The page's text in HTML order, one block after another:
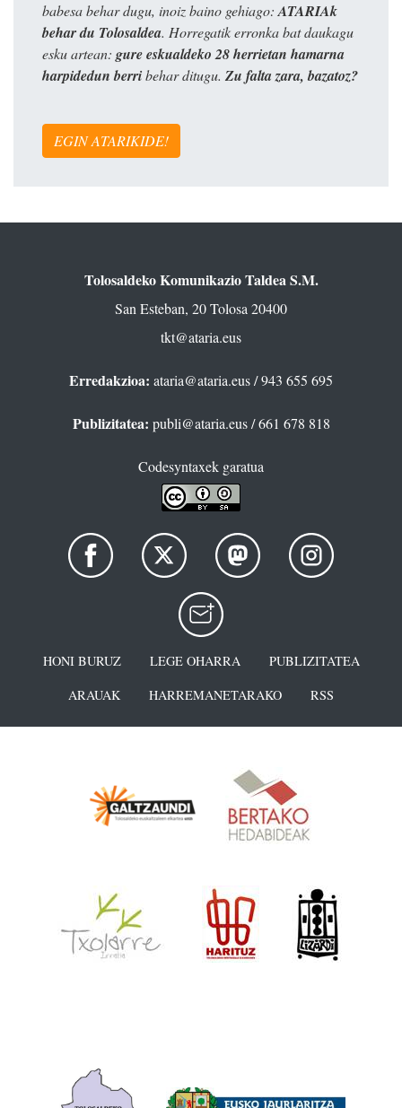
babesa behar dugu, inoiz baino gehiago:ATARIAk
behar du Tolosaldea. Horregatik erronka bat daukagu
esku artean: gure eskualdeko 28 herrietan hamarna
harpidedun berribehar ditugu. Zu falta zara, bazatoz?
EGIN ATARIKIDE!
Tolosaldeko Komunikazio Taldea S.M.
San Esteban, 20 Tolosa 20400
tkt@ataria.eus
Erredakzioa: ataria@ataria.eus/ 943 655 695
Publizitatea: publi@ataria.eus/ 661 678 818
Codesyntaxek garatua
HONI BURUZ LEGE OHARRA
PUBLIZITATEA
ARAUAK
HARREMANETARAKO RSS